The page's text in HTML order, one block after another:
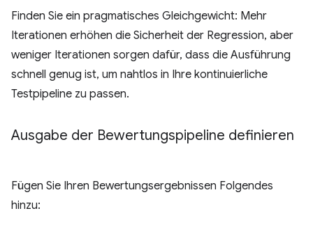
Finden Sie ein pragmatisches Gleichgewicht: Mehr
Iterationen erhöhen die Sicherheit der Regression, aber
weniger Iterationen sorgen dafür, dass die Ausführung
schnell genug ist, um nahtlos in Ihre kontinuierliche
Testpipeline zu passen.
Ausgabe der Bewertungspipeline definieren
Fügen Sie Ihren Bewertungsergebnissen Folgendes
hinzu: